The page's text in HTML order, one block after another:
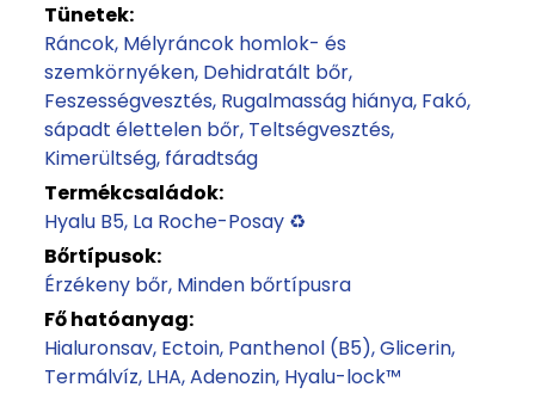
Tünetek:
Ráncok Mélyráncok homlok- és
szemkörnyéken Dehidratált bőr
Feszességvesztés Rugalmasság hiánya Fakó,
sápadt élettelen bőr Teltségvesztés
Kimerültség, fáradtság
Termékcsaládok:
Hyalu B5 La Roche-Posay ♻️
Bőrtípusok:
Érzékeny bőr Minden bőrtípusra
Fő hatóanyag:
Hialuronsav Ectoin Panthenol (B5) Glicerin
Termálvíz LHA Adenozin Hyalu-lock™